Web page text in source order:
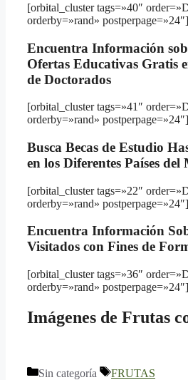
[orbital_cluster tags=»40″
orderby=»rand» postperpage=»24″]
Encuentra Información
Ofertas Educativas Gratis
de Doctorados
[orbital_cluster tags=»41″
orderby=»rand» postperpage=»24″]
Busca Becas de Estudio
en los Diferentes Países del
[orbital_cluster tags=»22″
orderby=»rand» postperpage=»24″]
Encuentra Información
Visitados con Fines de
[orbital_cluster tags=»36″
orderby=»rand» postperpage=»24″]
Imágenes de Frutas
Categorías
Sin categoría Etiquetas
FRUTAS